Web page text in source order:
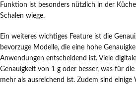
Funktion ist besonders nützlich in der
Schalen wiege.
Ein weiteres wichtiges Feature ist die
bevorzuge Modelle, die eine hohe
Anwendungen entscheidend ist. Viele
Genauigkeit von 1 g oder besser, was für
mehr als ausreichend ist. Zudem sind einige